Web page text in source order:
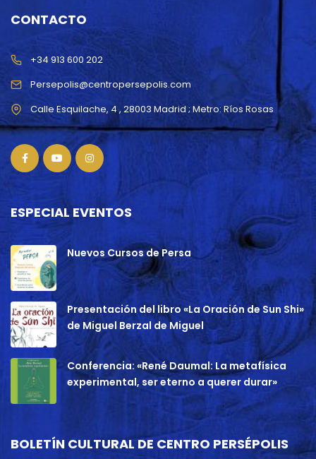
CONTACTO
Persepolis@centropersepolis.com
+34 913 600 202
ESPECIAL EVENTOS
Nuevos Cursos de Persa
Presentación del libro «La Oración de Sun Shi»
de Miguel Berzal de Miguel
Conferencia: «René Daumal: La metafísica
experimental, ser eterno a querer durar»
BOLETÍN CULTURAL DE CENTRO PERSÉPOLIS